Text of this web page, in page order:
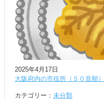
2025年4月17日
大阪府内の市役所（５０音順）
カテゴリー： 未分類